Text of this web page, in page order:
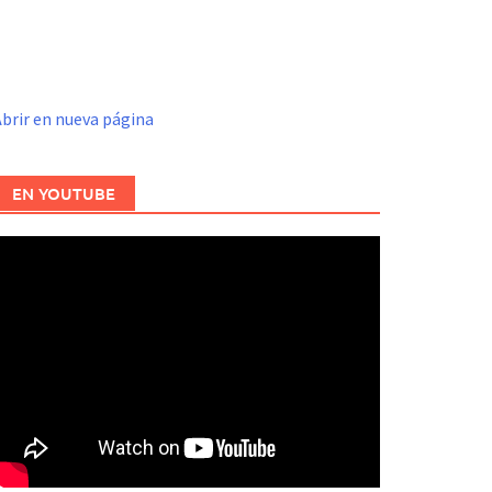
en nueva página
EN YOUTUBE